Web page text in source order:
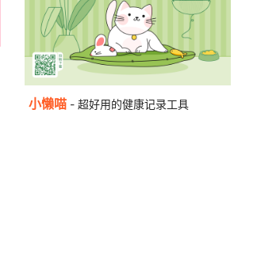
小懒喵 - 超好用的健康记录工具